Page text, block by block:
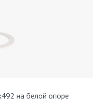
на белой опоре